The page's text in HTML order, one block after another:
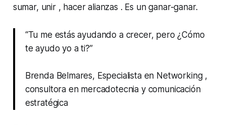
sumar, unir , hacer alianzas . Es un ganar-ganar.
“Tu me estás ayudando a crecer, pero ¿Cómo
te ayudo yo a ti?”
Brenda Belmares, Especialista en Networking ,
consultora en mercadotecnia y comunicación
estratégica